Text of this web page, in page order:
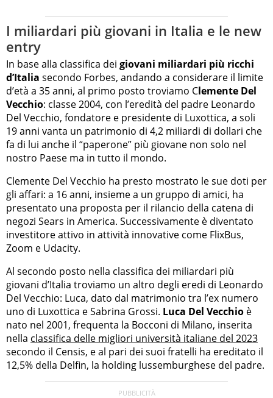
I miliardari più giovani in Italia e le new
entry
In base alla classifica dei giovani miliardari più ricchi
d’Italia secondo Forbes, andando a considerare il limite
d’età a 35 anni, al primo posto troviamo Clemente Del
Vecchio: classe 2004, con l’eredità del padre Leonardo
Del Vecchio, fondatore e presidente di Luxottica, a soli
19 anni vanta un patrimonio di 4,2 miliardi di dollari che
fa di lui anche il “paperone” più giovane non solo nel
nostro Paese ma in tutto il mondo.
Clemente Del Vecchio ha presto mostrato le sue doti per
gli affari: a 16 anni, insieme a un gruppo di amici, ha
presentato una proposta per il rilancio della catena di
negozi Sears in America. Successivamente è diventato
investitore attivo in attività innovative come FlixBus,
Zoom e Udacity.
Al secondo posto nella classifica dei miliardari più
giovani d’Italia troviamo un altro degli eredi di Leonardo
Del Vecchio: Luca, dato dal matrimonio tra l’ex numero
uno di Luxottica e Sabrina Grossi. Luca Del Vecchio è
nato nel 2001, frequenta la Bocconi di Milano, inserita
nella classifica delle migliori università italiane del 2023
secondo il Censis, e al pari dei suoi fratelli ha ereditato il
12,5% della Delfin, la holding lussemburghese del padre.